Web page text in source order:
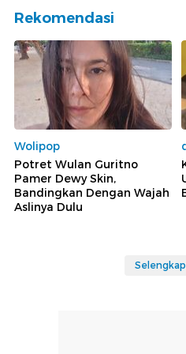
Rekomendasi
Wolipop
Potret Wulan Guritno
Pamer Dewy Skin,
Bandingkan Dengan Wajah
Aslinya Dulu